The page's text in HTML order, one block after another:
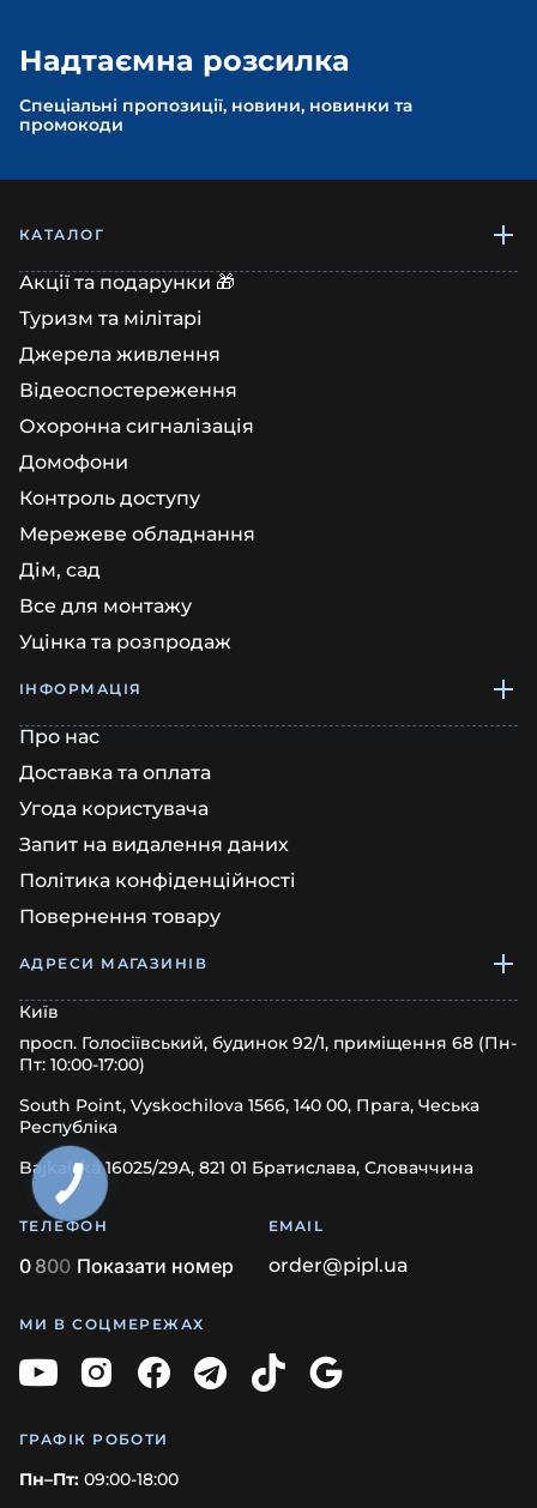
Надтаємна розсилка
Спеціальні пропозиції, новини, новинки та
промокоди
КАТАЛОГ
Акції та подарунки 🎁
Туризм та мілітарі
Джерела живлення
Відеоспостереження
Охоронна сигналізація
Домофони
Контроль доступу
Мережеве обладнання
Дім, сад
Все для монтажу
Уцінка та розпродаж
ІНФОРМАЦІЯ
Про нас
Доставка та оплата
Угода користувача
Запит на видалення даних
Політика конфіденційності
Повернення товару
АДРЕСИ МАГАЗИНІВ
Київ
просп. Голосіївський, будинок 92/1, приміщення 68 (Пн-
Пт: 10:00-17:00)
South Point, Vyskochilova 1566, 140 00, Прага, Чеська
Республіка
Bajkalská 16025/29A, 821 01 Братислава, Словаччина
ТЕЛЕФОН
0 800 Показати номер
EMAIL
order@pipl.ua
МИ В СОЦМЕРЕЖАХ
ГРАФІК РОБОТИ
Пн–Пт: 09:00-18:00